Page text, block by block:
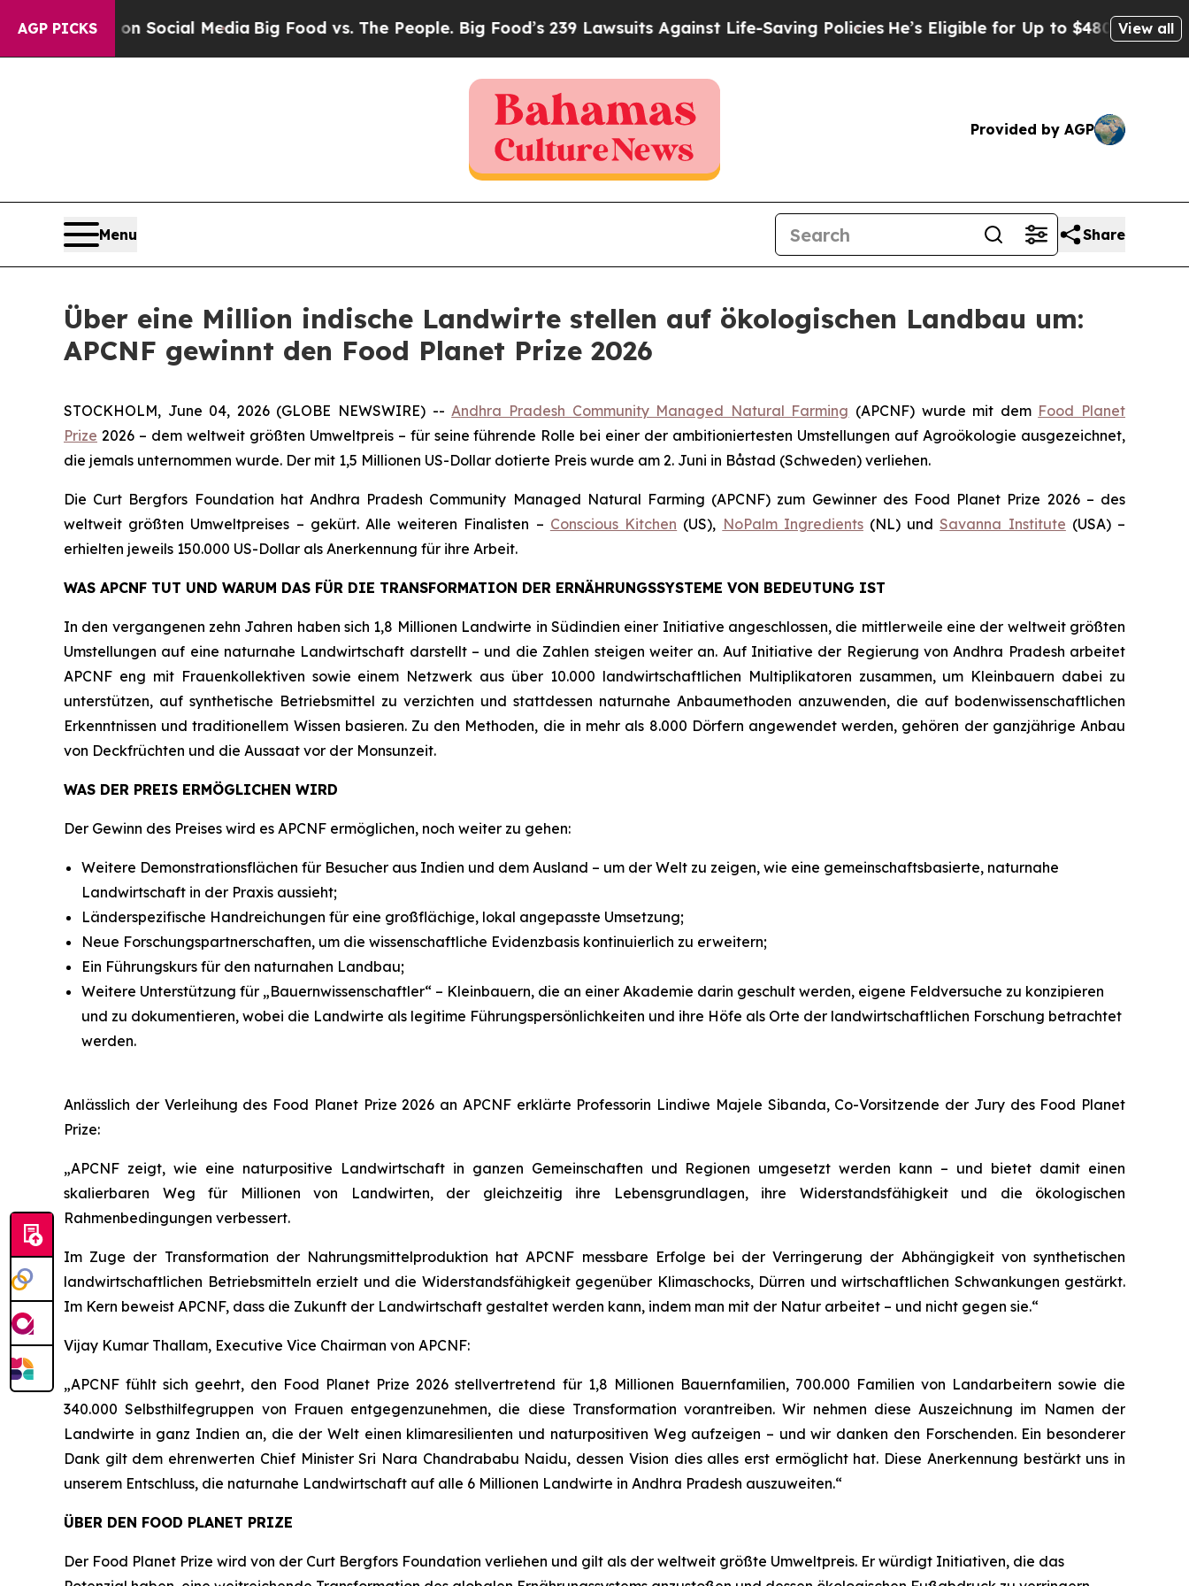
AGP PICKS
on Social MediaBig Food vs. The People. Big Food’s 239 Lawsuits Against Life-Saving PoliciesHe’s Eligible for Up to $480,000 After Being
View all
Provided by AGP
Menu Share
Über eine Million indische Landwirte stellen auf ökologischen Landbau um:
APCNF gewinnt den Food Planet Prize 2026
STOCKHOLM, June 04, 2026 (GLOBE NEWSWIRE) --Andhra Pradesh Community Managed Natural Farming (APCNF) wurde mit dem Food Planet
Prize 2026 – dem weltweit größten Umweltpreis – für seine führende Rolle bei einer der ambitioniertesten Umstellungen auf Agroökologie ausgezeichnet,
die jemals unternommen wurde. Der mit 1,5 Millionen US-Dollar dotierte Preis wurde am 2. Juni in Båstad (Schweden) verliehen.
Die Curt Bergfors Foundation hat Andhra Pradesh Community Managed Natural Farming (APCNF) zum Gewinner des Food Planet Prize 2026 – des
weltweit größten Umweltpreises – gekürt. Alle weiteren Finalisten – Conscious Kitchen (US), NoPalm Ingredients(NL) undSavanna Institute (USA) –
erhielten jeweils 150.000 US-Dollar als Anerkennung für ihre Arbeit.
WAS APCNF TUT UND WARUM DAS FÜR DIE TRANSFORMATION DER ERNÄHRUNGSSYSTEME VON BEDEUTUNG IST
In den vergangenen zehn Jahren haben sich 1,8 Millionen Landwirte in Südindien einer Initiative angeschlossen, die mittlerweile eine der weltweit größten
Umstellungen auf eine naturnahe Landwirtschaft darstellt – und die Zahlen steigen weiter an. Auf Initiative der Regierung von Andhra Pradesh arbeitet
APCNF eng mit Frauenkollektiven sowie einem Netzwerk aus über 10.000 landwirtschaftlichen Multiplikatoren zusammen, um Kleinbauern dabei zu
unterstützen, auf synthetische Betriebsmittel zu verzichten und stattdessen naturnahe Anbaumethoden anzuwenden, die auf bodenwissenschaftlichen
Erkenntnissen und traditionellem Wissen basieren. Zu den Methoden, die in mehr als 8.000 Dörfern angewendet werden, gehören der ganzjährige Anbau
von Deckfrüchten und die Aussaat vor der Monsunzeit.
WAS DER PREIS ERMÖGLICHEN WIRD
Der Gewinn des Preises wird es APCNF ermöglichen, noch weiter zu gehen:
Weitere Demonstrationsflächen für Besucher aus Indien und dem Ausland – um der Welt zu zeigen, wie eine gemeinschaftsbasierte, naturnahe
Landwirtschaft in der Praxis aussieht;
Länderspezifische Handreichungen für eine großflächige, lokal angepasste Umsetzung;
Neue Forschungspartnerschaften, um die wissenschaftliche Evidenzbasis kontinuierlich zu erweitern;
Ein Führungskurs für den naturnahen Landbau;
Weitere Unterstützung für „Bauernwissenschaftler“ – Kleinbauern, die an einer Akademie darin geschult werden, eigene Feldversuche zu konzipieren
und zu dokumentieren, wobei die Landwirte als legitime Führungspersönlichkeiten und ihre Höfe als Orte der landwirtschaftlichen Forschung betrachtet
werden.
Anlässlich der Verleihung des Food Planet Prize 2026 an APCNF erklärte Professorin Lindiwe Majele Sibanda, Co-Vorsitzende der Jury des Food Planet
Prize:
„APCNF zeigt, wie eine naturpositive Landwirtschaft in ganzen Gemeinschaften und Regionen umgesetzt werden kann – und bietet damit einen
skalierbaren Weg für Millionen von Landwirten, der gleichzeitig ihre Lebensgrundlagen, ihre Widerstandsfähigkeit und die ökologischen
Rahmenbedingungen verbessert.
Im Zuge der Transformation der Nahrungsmittelproduktion hat APCNF messbare Erfolge bei der Verringerung der Abhängigkeit von synthetischen
landwirtschaftlichen Betriebsmitteln erzielt und die Widerstandsfähigkeit gegenüber Klimaschocks, Dürren und wirtschaftlichen Schwankungen gestärkt.
Im Kern beweist APCNF, dass die Zukunft der Landwirtschaft gestaltet werden kann, indem man mit der Natur arbeitet – und nicht gegen sie.“
Vijay Kumar Thallam, Executive Vice Chairman von APCNF:
„APCNF fühlt sich geehrt, den Food Planet Prize 2026 stellvertretend für 1,8 Millionen Bauernfamilien, 700.000 Familien von Landarbeitern sowie die
340.000 Selbsthilfegruppen von Frauen entgegenzunehmen, die diese Transformation vorantreiben. Wir nehmen diese Auszeichnung im Namen der
Landwirte in ganz Indien an, die der Welt einen klimaresilienten und naturpositiven Weg aufzeigen – und wir danken den Forschenden. Ein besonderer
Dank gilt dem ehrenwerten Chief Minister Sri Nara Chandrababu Naidu, dessen Vision dies alles erst ermöglicht hat. Diese Anerkennung bestärkt uns in
unserem Entschluss, die naturnahe Landwirtschaft auf alle 6 Millionen Landwirte in Andhra Pradesh auszuweiten.“
ÜBER DEN FOOD PLANET PRIZE
Der Food Planet Prize wird von der Curt Bergfors Foundation verliehen und gilt als der weltweit größte Umweltpreis. Er würdigt Initiativen, die das